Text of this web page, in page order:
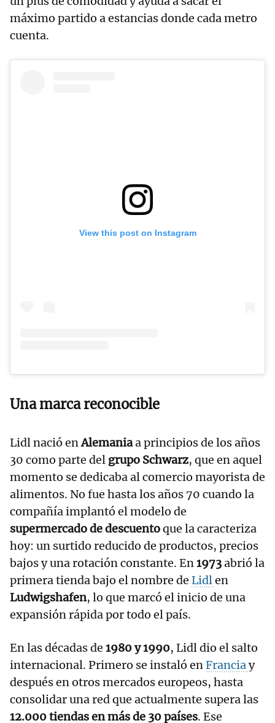
máximo partido a estancias donde cada metro
cuenta.
View this post on Instagram
Una marca reconocible
Lidl nació enAlemaniaa principios de los años
30 como parte del grupo Schwarz, que en aquel
momento se dedicaba al comercio mayorista de
alimentos. No fue hasta los años 70 cuando la
compañía implantó el modelo de
supermercado de descuentoque la caracteriza
hoy: un surtido reducido de productos, precios
bajos y una rotación constante. En1973abrió la
primera tienda bajo el nombre de Lidlen
Ludwigshafen, lo que marcó el inicio de una
expansión rápida por todo el país.
En las décadas de 1980 y 1990, Lidl dio el salto
internacional. Primero se instaló enFranciay
después en otros mercados europeos, hasta
consolidar una red que actualmente supera las
12.000 tiendas en más de 30 países. Ese